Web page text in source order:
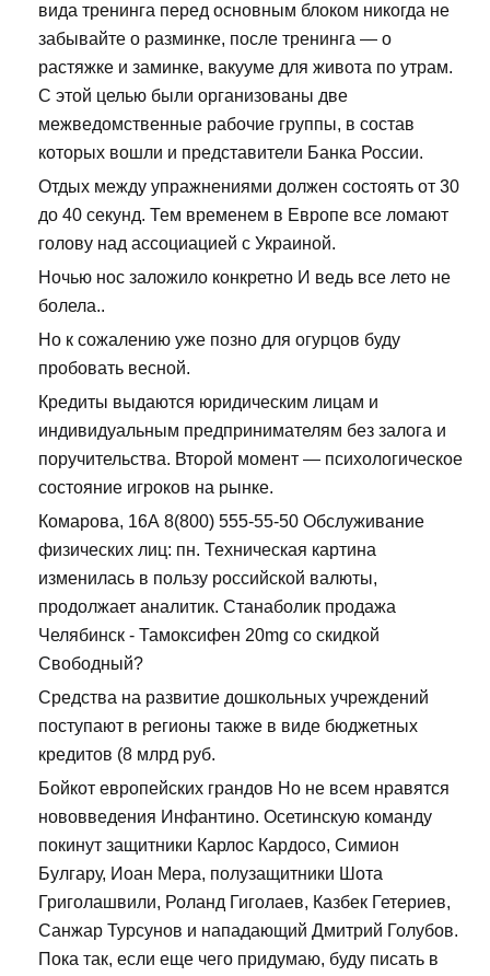
вида тренинга перед основным блоком никогда не
забывайте о разминке, после тренинга — о
растяжке и заминке, вакууме для живота по утрам.
С этой целью были организованы две
межведомственные рабочие группы, в состав
которых вошли и представители Банка России.
Отдых между упражнениями должен состоять от 30
до 40 секунд. Тем временем в Европе все ломают
голову над ассоциацией с Украиной.
Ночью нос заложило конкретно И ведь все лето не
болела..
Но к сожалению уже позно для огурцов буду
пробовать весной.
Кредиты выдаются юридическим лицам и
индивидуальным предпринимателям без залога и
поручительства. Второй момент — психологическое
состояние игроков на рынке.
Комарова, 16А 8(800) 555-55-50 Обслуживание
физических лиц: пн. Техническая картина
изменилась в пользу российской валюты,
продолжает аналитик. Станаболик продажа
Челябинск - Тамоксифен 20mg со скидкой
Свободный?
Средства на развитие дошкольных учреждений
поступают в регионы также в виде бюджетных
кредитов (8 млрд руб.
Бойкот европейских грандов Но не всем нравятся
нововведения Инфантино. Осетинскую команду
покинут защитники Карлос Кардосо, Симион
Булгару, Иоан Мера, полузащитники Шота
Григолашвили, Роланд Гиголаев, Казбек Гетериев,
Санжар Турсунов и нападающий Дмитрий Голубов.
Пока так, если еще чего придумаю, буду писать в